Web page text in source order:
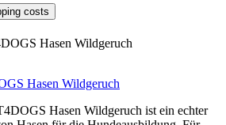
costs
Hasen Wildgeruch
Hasen Wildgeruch ist ein echter